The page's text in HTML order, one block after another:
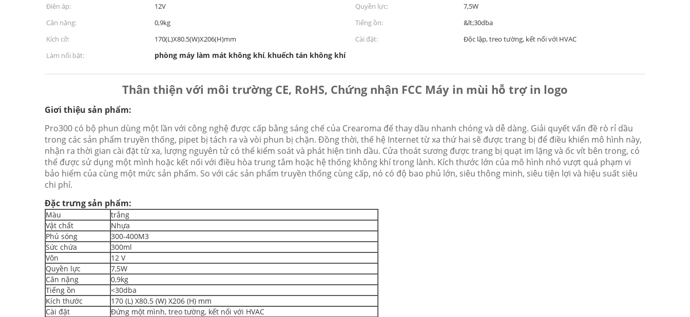
Điện áp:
12V Quyền lực:
7,5W
Cân nặng:
0,9kg Tiếng ồn:
&lt;30dba
Kích cỡ:
170(L)X80.5(W)X206(H)mm Cài đặt:
Độc lập, treo tường, kết nối với HVAC
Làm nổi bật:
phòng máy làm mát không khí, khuếch tán không khí
Thân thiện với môi trường CE, RoHS, Chứng nhận FCC Máy in mùi hỗ trợ in logo
Giơi thiệu sản phẩm:
Pro300 có bộ phun dùng một lần với công nghệ được cấp bằng sáng chế của Crearoma để thay dầu nhanh chóng và dễ dàng. Giải quyết vấn đề rò rỉ dầu
trong các sản phẩm truyền thống, pipet bị tách ra và vòi phun bị chặn. Đồng thời, thế hệ Internet từ xa thứ hai sẽ được trang bị để điều khiển mô hình này,
nhận ra thời gian cài đặt từ xa, lượng nguyên tử có thể kiểm soát và phát hiện tinh dầu. Cửa thoát sương được trang bị quạt im lặng và ốc vít bên trong, có
thể được sử dụng một mình hoặc kết nối với điều hòa trung tâm hoặc hệ thống không khí trong lành. Kích thước lớn của mô hình nhỏ vượt quá phạm vi
bảo hiểm của cùng một mức sản phẩm. So với các sản phẩm truyền thống cùng cấp, nó có độ bao phủ lớn, siêu thông minh, siêu tiện lợi và hiệu suất siêu
chi phí.
Đặc trưng sản phẩm:
Màu
trắng
Vật chất
Nhựa
Phủ sóng
300-400M3
Sức chứa
300ml
Vôn
12 V
Quyền lực
7,5W
Cân nặng
0,9kg
Tiếng ồn
<30dba
Kích thước
170 (L) X80.5 (W) X206 (H) mm
Cài đặt
Đứng một mình, treo tường, kết nối với HVAC